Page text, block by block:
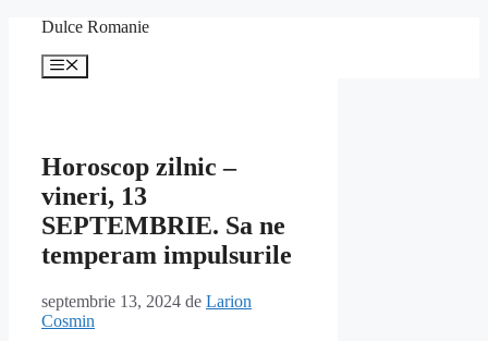
conținut
Dulce Romanie
Meniu
Horoscop zilnic –
vineri, 13
SEPTEMBRIE. Sa ne
temperam impulsurile
septembrie 13, 2024 de Larion
Cosmin